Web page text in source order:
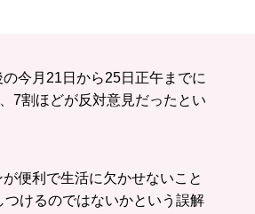
今月21日から25日正午までに
7割ほどが反対意見だったとい
便利で生活に欠かせないこと
けるのではないかという誤解